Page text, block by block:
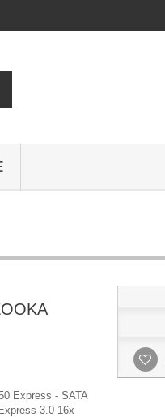
Express - SATA
3.0 16x